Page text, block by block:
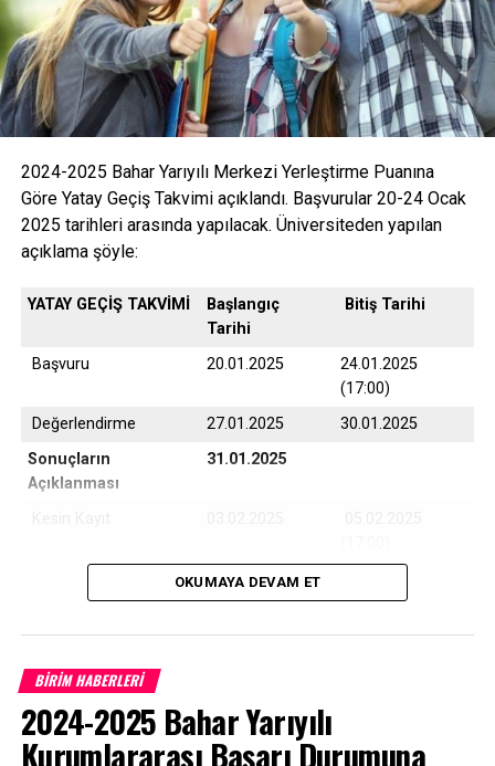
2024-2025 Bahar Yarıyılı Merkezi Yerleştirme Puanına
Göre Yatay Geçiş Takvimi açıklandı. Başvurular 20-24 Ocak
2025 tarihleri arasında yapılacak. Üniversiteden yapılan
açıklama şöyle:
YATAY GEÇİŞ TAKVİMİ
Başlangıç
Tarihi
Bitiş Tarihi
Başvuru 20.01.2025
24.01.2025
(17:00)
Değerlendirme
27.01.2025
30.01.2025
Sonuçların
Açıklanması
31.01.2025
06.02.2025
(17:00)
program taban puanları içinTIKLAYINIZ
OKUMAYA DEVAM ET
BİRİM HABERLERİ
2024-2025 Bahar Yarıyılı
Kurumlararası Başarı Durumuna